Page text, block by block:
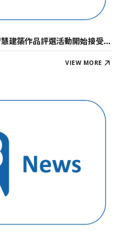
[活動報名]109年度優良智慧建築作品評選活動開始接受報名！
VIEW MORE